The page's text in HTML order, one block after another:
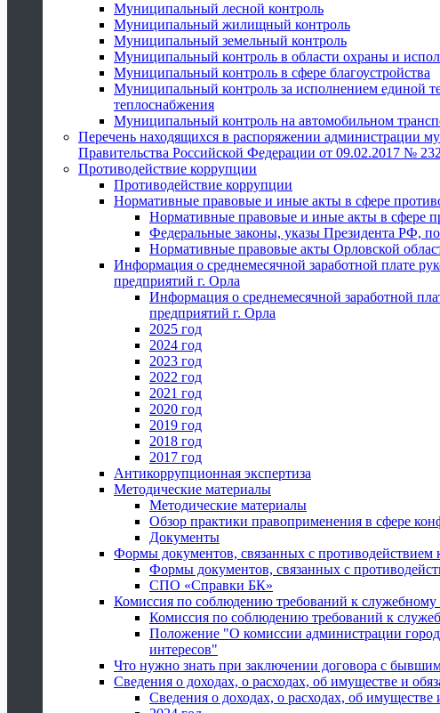
Муниципальный лесной контроль
Муниципальный жилищный контроль
Муниципальный земельный контроль
Муниципальный контроль в области охраны и
Муниципальный контроль в сфере благоустройства
Муниципальный контроль за исполнением единой
теплоснабжения
Муниципальный контроль на автомобильном
Перечень находящихся в распоряжении администрации
Правительства Российской Федерации от 09.02.2017 №
Противодействие коррупции
Противодействие коррупции
Нормативные правовые и иные акты в сфере
Нормативные правовые и иные акты в сфере
Федеральные законы, указы Президента РФ,
Нормативные правовые акты Орловской
Информация о среднемесячной заработной плате
предприятий г. Орла
Информация о среднемесячной заработной
предприятий г. Орла
2025 год
2024 год
2023 год
2022 год
2021 год
2020 год
2019 год
2018 год
2017 год
Антикоррупционная экспертиза
Методические материалы
Методические материалы
Обзор практики правоприменения в сфере
Документы
Формы документов, связанных с противодействием
Формы документов, связанных с
СПО «Справки БК»
Комиссия по соблюдению требований к
Комиссия по соблюдению требований к
Положение "О комиссии администрации
интересов"
Что нужно знать при заключении договора с
Сведения о доходах, о расходах, об имуществе и
Сведения о доходах, о расходах, об имуществе